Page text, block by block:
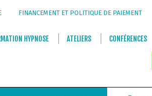
FINANCEMENT ET POLITIQUE DE PAIEMENT
HYPNOSE ATELIERS CONFÉRENCES